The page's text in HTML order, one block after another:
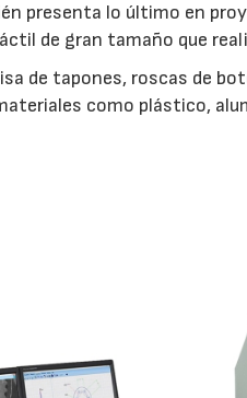
presenta lo último en
de gran tamaño que
de tapones, roscas de
como plástico,